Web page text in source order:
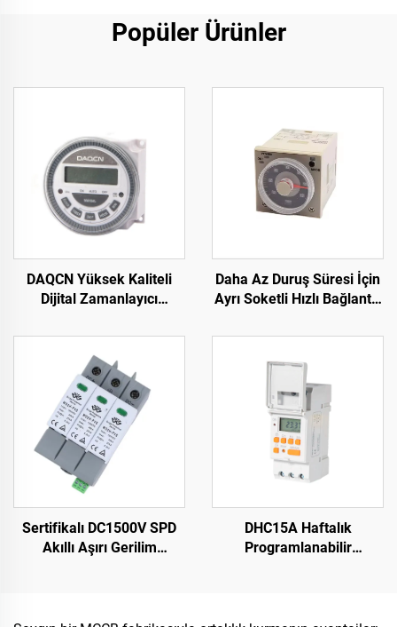
Popüler Ürünler
DAQCN Yüksek Kaliteli
Dijital Zamanlayıcı
Zamanlayıcı TM-619LHN
Daha Az Duruş Süresi İçin
Ayrı Soketli Hızlı Bağlantılı
Sertifikalı DC1500V SPD
Akıllı Aşırı Gerilim
DHC15A Haftalık
Programlanabilir